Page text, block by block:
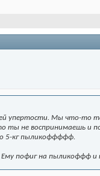
упертости. Мы что-то
ты не воспринимаешь и
5-кг пыликоффффф.
пофиг на пыликоффф и